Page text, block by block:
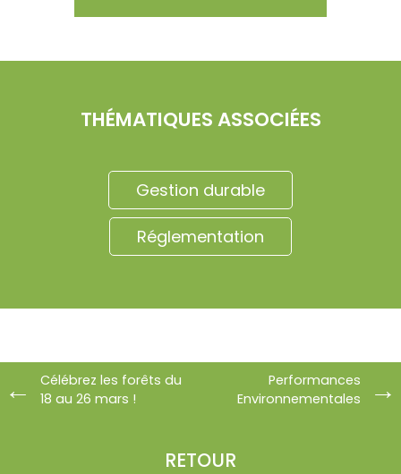
THÉMATIQUES ASSOCIÉES
Gestion durable
Réglementation
Célébrez les forêts du
18 au 26 mars !
RETOUR
Performances
Environnementales